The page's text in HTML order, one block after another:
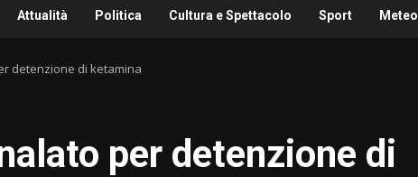
Attualità Politica Cultura e Spettacolo Sport Meteo
detenzione di ketamina
per detenzione di